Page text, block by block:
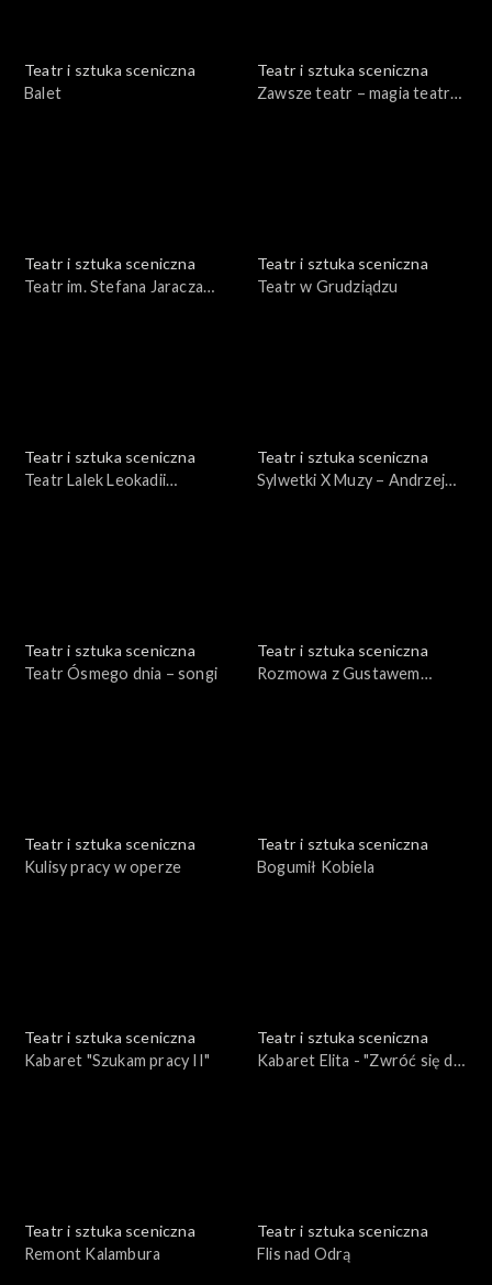
Teatr i sztuka sceniczna
Balet
Teatr i sztuka sceniczna
Zawsze teatr – magia teatru
Teatr i sztuka sceniczna
Teatr im. Stefana Jaracza
Teatr i sztuka sceniczna
Teatr w Grudziądzu
Teatr i sztuka sceniczna
Teatr Lalek Leokadii
Teatr i sztuka sceniczna
Sylwetki X Muzy – Andrzej
Teatr i sztuka sceniczna
Teatr Ósmego dnia – songi
Teatr i sztuka sceniczna
Rozmowa z Gustawem
Teatr i sztuka sceniczna
Kulisy pracy w operze
Teatr i sztuka sceniczna
Bogumił Kobiela
Teatr i sztuka sceniczna
Kabaret "Szukam pracy II"
Teatr i sztuka sceniczna
Kabaret Elita - "Zwróć się do
Teatr i sztuka sceniczna
Remont Kalambura
Teatr i sztuka sceniczna
Flis nad Odrą